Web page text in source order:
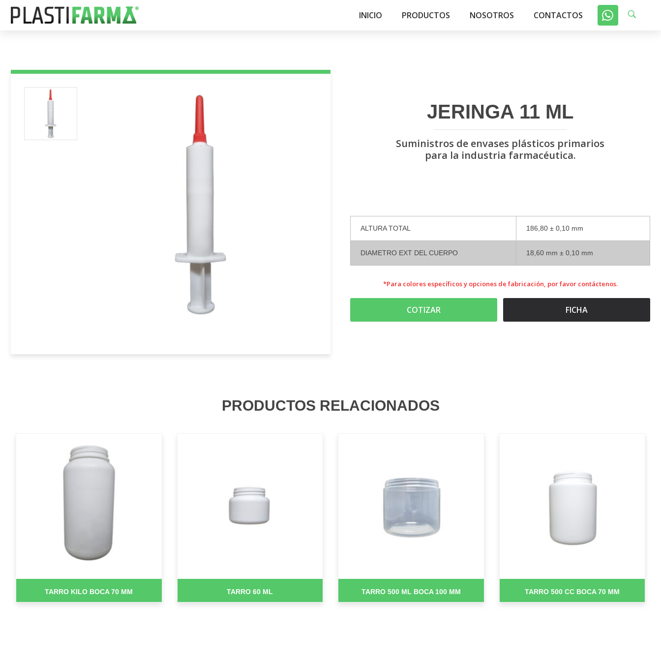
INICIO PRODUCTOS NOSOTROS CONTACTOS
JERINGA 11 ML
Suministros de envases plásticos primarios
para la industria farmacéutica.
ALTURA TOTAL 186,80 ± 0,10 mm
DIAMETRO EXT DEL CUERPO 18,60 mm ± 0,10 mm
*Para colores específicos y opciones de fabricación, por favor contáctenos.
COTIZAR FICHA
PRODUCTOS RELACIONADOS
TARRO KILO BOCA 70 MM TARRO 60 ML TARRO 500 ML BOCA 100 MM TARRO 500 CC BOCA 70 MM